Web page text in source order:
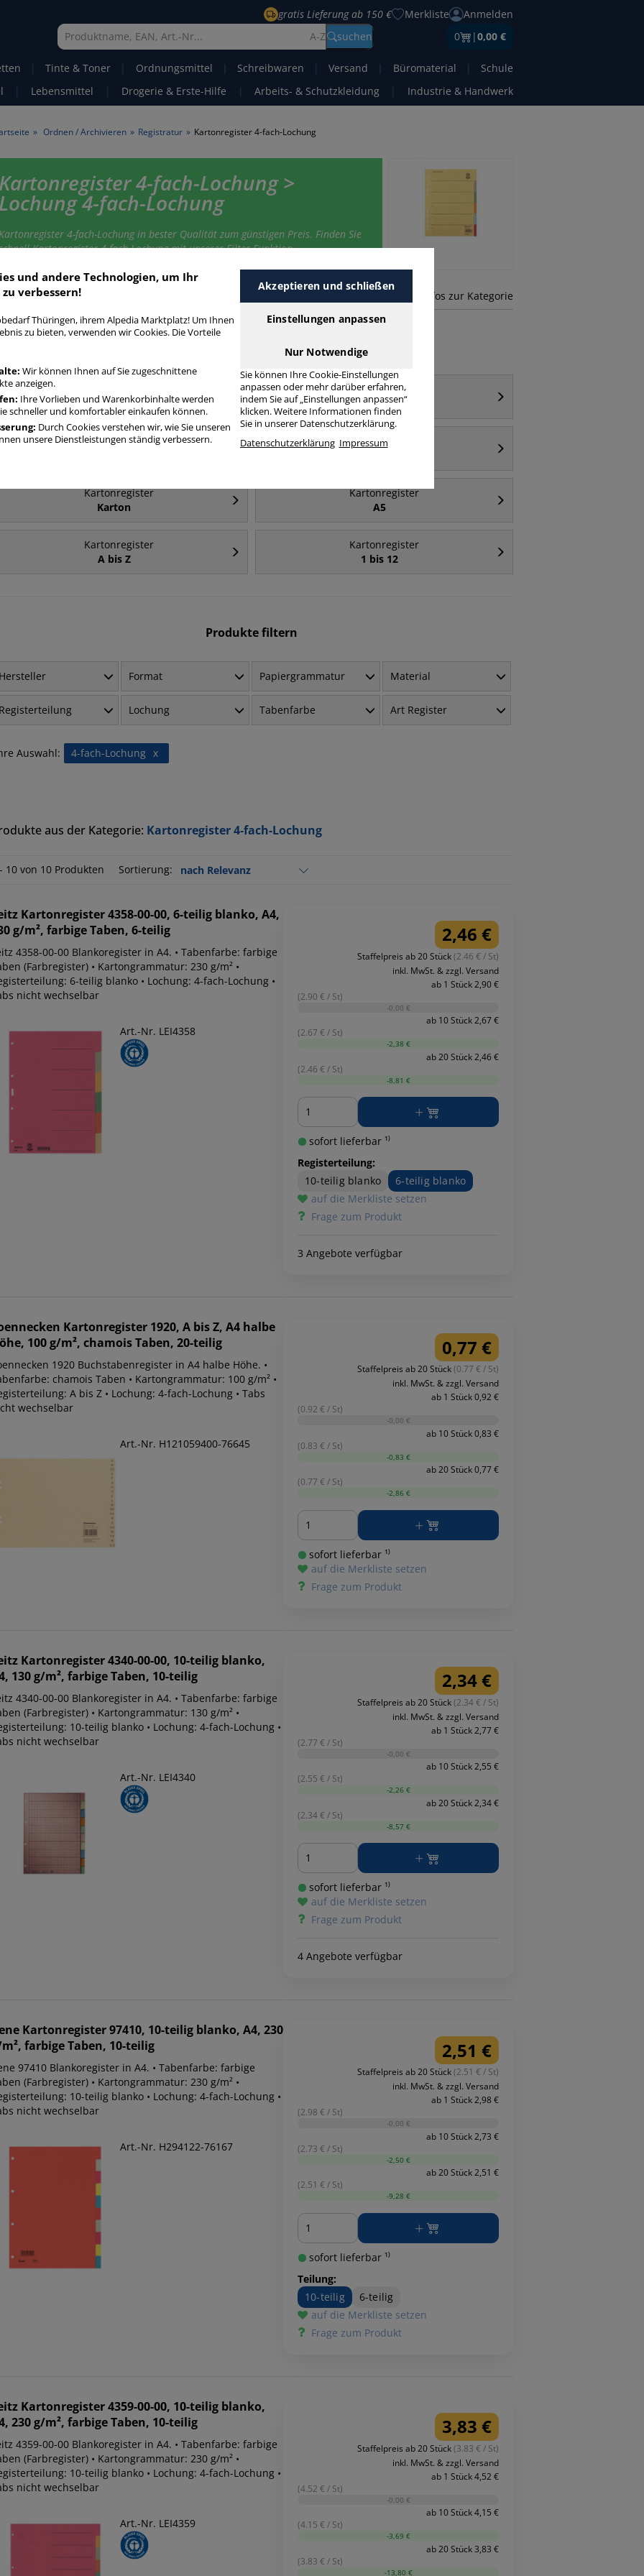
gratis Lieferung ab 150 € Merkliste
Anmelden
A-Z
suchen 0 |0,00 €
| Tinte & Toner | Ordnungsmittel | Schreibwaren | Versand | Büromaterial |
Schule
| Lebensmittel | Drogerie & Erste-Hilfe | Arbeits- & Schutzkleidung | Industrie & Handwerk
» Ordnen / Archivieren » Registratur » Kartonregister 4-fach-Lochung
Kartonregister 4-fach-Lochung >
Lochung 4-fach-Lochung
Kartonregister 4-fach-Lochung in bester Qualität zum günstigen Preis. Finden Sie
Kartonregister 4-fach-Lochung mit unserer Filter-Funktion.
4-fach-Lochung mehr Infos zur Kategorie
Häufig gesucht
A4 - Karton
Kartonregister
A4
Kartonregister
Kartonregister
Kartonregister
Karton
Kartonregister
A5
Kartonregister
A bis Z
Kartonregister
1 bis 12
Produkte filtern
Hersteller Format Papiergrammatur Material
Registerteilung Lochung Tabenfarbe Art Register
Auswahl: x
4-fach-Lochung
aus der Kategorie: Kartonregister 4-fach-Lochung
10 von 10 Produkten Sortierung:
Kartonregister 4358-00-00, 6-teilig blanko, A4,
g/m², farbige Taben, 6-teilig
4358-00-00 Blankoregister in A4. • Tabenfarbe: farbige
(Farbregister) • Kartongrammatur: 230 g/m² •
6-teilig blanko • Lochung: 4-fach-Lochung •
nicht wechselbar
Art.-Nr. LEI4358
2,46 €
Staffelpreis ab 20 Stück(2.46 € / St)
inkl. MwSt. & zzgl. Versand
ab 1 Stück 2,90 €
(2.90 € / St)
-0,00 €
ab 10 Stück 2,67 €
(2.67 € / St)
-2,38 €
ab 20 Stück 2,46 €
(2.46 € / St)
-8,81 €
Menge
sofort lieferbar ¹⁾
Registerteilung:
10-teilig blanko
6-teilig blanko
auf die Merkliste setzen
Frage zum Produkt
3 Angebote verfügbar
Kartonregister 1920, A bis Z, A4 halbe
100 g/m², chamois Taben, 20-teilig
1920 Buchstabenregister in A4 halbe Höhe. •
chamois Taben • Kartongrammatur: 100 g/m² •
A bis Z • Lochung: 4-fach-Lochung • Tabs
wechselbar
Art.-Nr. H121059400-76645
0,77 €
Staffelpreis ab 20 Stück(0.77 € / St)
inkl. MwSt. & zzgl. Versand
ab 1 Stück 0,92 €
(0.92 € / St)
-0,00 €
ab 10 Stück 0,83 €
(0.83 € / St)
-0,83 €
ab 20 Stück 0,77 €
(0.77 € / St)
-2,86 €
Menge
sofort lieferbar ¹⁾
auf die Merkliste setzen
Frage zum Produkt
Kartonregister 4340-00-00, 10-teilig blanko,
130 g/m², farbige Taben, 10-teilig
4340-00-00 Blankoregister in A4. • Tabenfarbe: farbige
(Farbregister) • Kartongrammatur: 130 g/m² •
10-teilig blanko • Lochung: 4-fach-Lochung •
nicht wechselbar
Art.-Nr. LEI4340
2,34 €
Staffelpreis ab 20 Stück(2.34 € / St)
inkl. MwSt. & zzgl. Versand
ab 1 Stück 2,77 €
(2.77 € / St)
-0,00 €
ab 10 Stück 2,55 €
(2.55 € / St)
-2,26 €
ab 20 Stück 2,34 €
(2.34 € / St)
-8,57 €
Menge
sofort lieferbar ¹⁾
auf die Merkliste setzen
Frage zum Produkt
4 Angebote verfügbar
Kartonregister 97410, 10-teilig blanko, A4, 230
farbige Taben, 10-teilig
97410 Blankoregister in A4. • Tabenfarbe: farbige
(Farbregister) • Kartongrammatur: 230 g/m² •
10-teilig blanko • Lochung: 4-fach-Lochung •
nicht wechselbar
Art.-Nr. H294122-76167
2,51 €
Staffelpreis ab 20 Stück(2.51 € / St)
inkl. MwSt. & zzgl. Versand
ab 1 Stück 2,98 €
(2.98 € / St)
-0,00 €
ab 10 Stück 2,73 €
(2.73 € / St)
-2,50 €
ab 20 Stück 2,51 €
(2.51 € / St)
-9,28 €
Menge
sofort lieferbar ¹⁾
Teilung:
10-teilig
6-teilig
auf die Merkliste setzen
Frage zum Produkt
Kartonregister 4359-00-00, 10-teilig blanko,
230 g/m², farbige Taben, 10-teilig
4359-00-00 Blankoregister in A4. • Tabenfarbe: farbige
(Farbregister) • Kartongrammatur: 230 g/m² •
10-teilig blanko • Lochung: 4-fach-Lochung •
nicht wechselbar
Art.-Nr. LEI4359
3,83 €
Staffelpreis ab 20 Stück(3.83 € / St)
inkl. MwSt. & zzgl. Versand
ab 1 Stück 4,52 €
(4.52 € / St)
-0,00 €
ab 10 Stück 4,15 €
(4.15 € / St)
-3,69 €
ab 20 Stück 3,83 €
(3.83 € / St)
-13,80 €
und andere Technologien, um Ihr
verbessern!
Thüringen, ihrem Alpedia Marktplatz! Um Ihnen
zu bieten, verwenden wir Cookies. Die Vorteile
Wir können Ihnen auf Sie zugeschnittene
anzeigen.
Ihre Vorlieben und Warenkorbinhalte werden
schneller und komfortabler einkaufen können.
Durch Cookies verstehen wir, wie Sie unseren
unsere Dienstleistungen ständig verbessern.
Akzeptieren und schließen
Einstellungen anpassen
Nur Notwendige
Sie können Ihre Cookie-Einstellungen
anpassen oder mehr darüber erfahren,
indem Sie auf „Einstellungen anpassen“
klicken. Weitere Informationen finden
Sie in unserer Datenschutzerklärung.
Datenschutzerklärung Impressum